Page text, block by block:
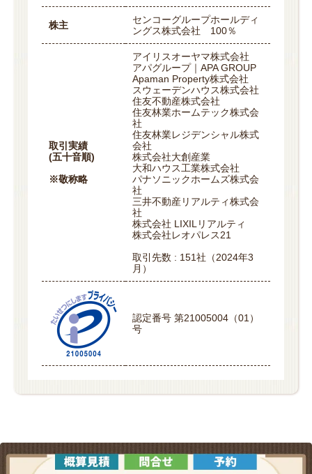
株主
センコーグループホールディ
ングス株式会社 100％
取引実績
(五十音順)
※敬称略
アイリスオーヤマ株式会社
アパグループ｜APA GROUP
Apaman Property株式会社
スウェーデンハウス株式会社
住友不動産株式会社
住友林業ホームテック株式会
社
住友林業レジデンシャル株式
会社
株式会社大創産業
大和ハウス工業株式会社
パナソニックホームズ株式会
社
三井不動産リアルティ株式会
社
株式会社 LIXILリアルティ
株式会社レオパレス21
取引先数 : 151社（2024年3
月）
認定番号 第21005004（01）
号